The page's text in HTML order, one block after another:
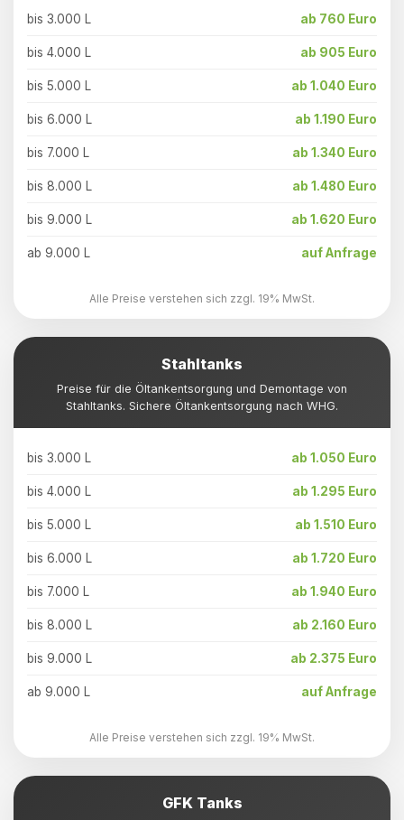
bis 3.000 L ab 760 Euro
bis 4.000 L ab 905 Euro
bis 5.000 L ab 1.040 Euro
bis 6.000 L ab 1.190 Euro
bis 7.000 L ab 1.340 Euro
bis 8.000 L ab 1.480 Euro
bis 9.000 L ab 1.620 Euro
ab 9.000 L auf Anfrage
Alle Preise verstehen sich zzgl. 19% MwSt.
Stahltanks
Preise für die Öltankentsorgung und Demontage von
Stahltanks. Sichere Öltankentsorgung nach WHG.
bis 3.000 L ab 1.050 Euro
bis 4.000 L ab 1.295 Euro
bis 5.000 L ab 1.510 Euro
bis 6.000 L ab 1.720 Euro
bis 7.000 L ab 1.940 Euro
bis 8.000 L ab 2.160 Euro
bis 9.000 L ab 2.375 Euro
ab 9.000 L auf Anfrage
Alle Preise verstehen sich zzgl. 19% MwSt.
GFK Tanks